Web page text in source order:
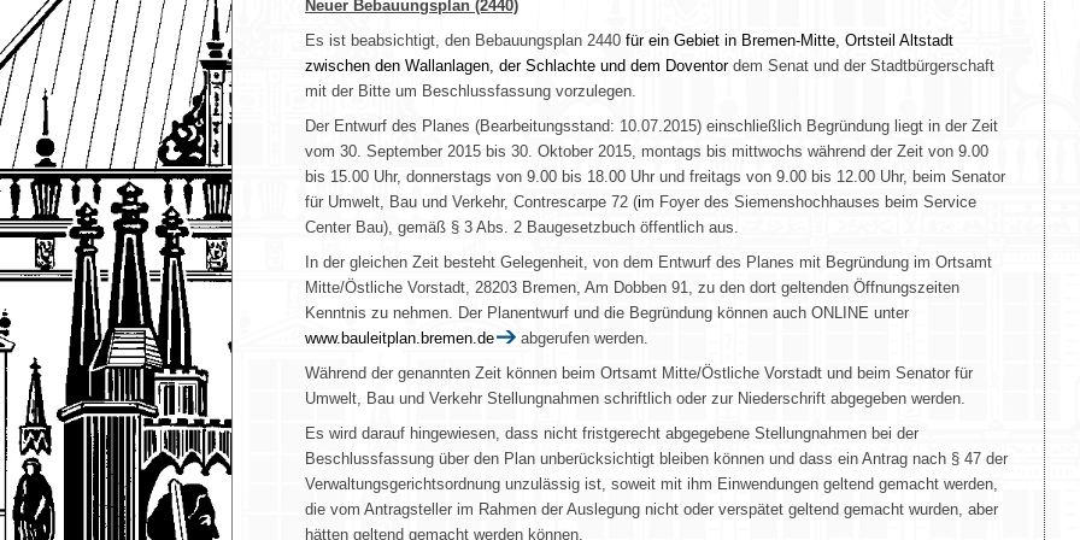
Neuer Bebauungsplan (2440)
Es ist beabsichtigt, den Bebauungsplan 2440 für ein Gebiet in Bremen-Mitte, Ortsteil Altstadt
zwischen den Wallanlagen, der Schlachte und dem Doventordem Senat und der Stadtbürgerschaft
mit der Bitte um Beschlussfassung vorzulegen.
Der Entwurf des Planes (Bearbeitungsstand: 10.07.2015) einschließlich Begründung liegt in der Zeit
vom 30. September 2015 bis 30. Oktober 2015, montags bis mittwochs während der Zeit von 9.00
bis 15.00 Uhr, donnerstags von 9.00 bis 18.00 Uhr und freitags von 9.00 bis 12.00 Uhr, beim Senator
für Umwelt, Bau und Verkehr, Contrescarpe 72 (im Foyer des Siemenshochhauses beim Service
Center Bau), gemäß § 3 Abs. 2 Baugesetzbuch öffentlich aus.
In der gleichen Zeit besteht Gelegenheit, von dem Entwurf des Planes mit Begründung im Ortsamt
Mitte/Östliche Vorstadt, 28203 Bremen, Am Dobben 91, zu den dort geltenden Öffnungszeiten
Kenntnis zu nehmen. Der Planentwurf und die Begründung können auch ONLINE unter
www.bauleitplan.bremen.de
abgerufen werden.
Während der genannten Zeit können beim Ortsamt Mitte/Östliche Vorstadt und beim Senator für
Umwelt, Bau und Verkehr Stellungnahmen schriftlich oder zur Niederschrift abgegeben werden.
Es wird darauf hingewiesen, dass nicht fristgerecht abgegebene Stellungnahmen bei der
Beschlussfassung über den Plan unberücksichtigt bleiben können und dass ein Antrag nach § 47 der
Verwaltungsgerichtsordnung unzulässig ist, soweit mit ihm Einwendungen geltend gemacht werden,
die vom Antragsteller im Rahmen der Auslegung nicht oder verspätet geltend gemacht wurden, aber
hätten geltend gemacht werden können.